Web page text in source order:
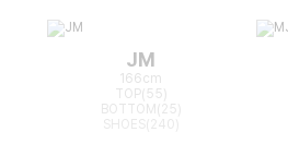
JM
166cm
TOP(55)
BOTTOM(25)